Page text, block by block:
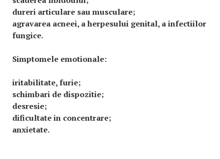
dureri articulare sau musculare;
agravarea acneei, a herpesului genital, a infectiilor
fungice.
Simptomele emotionale:
iritabilitate, furie;
schimbari de dispozitie;
desresie;
dificultate in concentrare;
anxietate.